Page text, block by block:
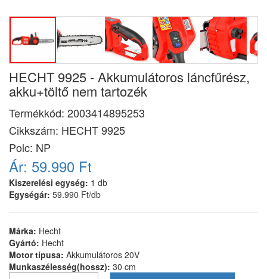
HECHT 9925 - Akkumulátoros láncfűrész,
akku+töltő nem tartozék
Termékkód: 2003414895253
Cikkszám: HECHT 9925
Polc: NP
Ár: 59.990 Ft
Kiszerelési egység: 1 db
Egységár: 59.990 Ft/db
Márka: Hecht
Gyártó: Hecht
Motor típusa: Akkumulátoros 20V
Munkaszélesség(hossz): 30 cm